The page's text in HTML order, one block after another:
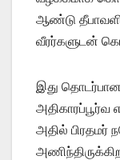
ஆண்டு தீபாவளி
வீரர்களுடன்
இது
அதில் பிரதமர்